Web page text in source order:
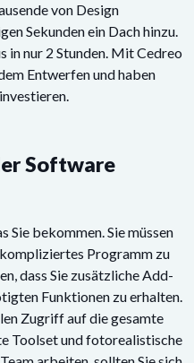
von Design
Sekunden ein Dach hinzu.
in nur 2 Stunden. Mit Cedreo
Entwerfen und haben
Software
Sie bekommen. Sie müssen
Programm zu
dass Sie zusätzliche Add-
Funktionen zu erhalten.
Zugriff auf die gesamte
Toolset und fotorealistische